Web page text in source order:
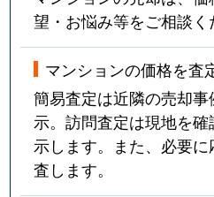
望・お悩み等をご相談く
マンションの価格を査
簡易査定は近隣の売却
示。訪問査定は現地を
示します。また、必要
査します。